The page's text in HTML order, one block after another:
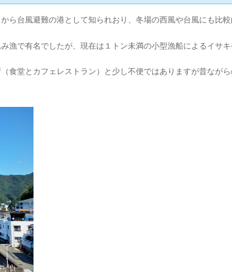
ら台風避難の港として知られおり、冬場の西風や台風にも比較
漁で有名でしたが、現在は１トン未満の小型漁船によるイサキ
食堂とカフェレストラン）と少し不便ではありますが昔ながら